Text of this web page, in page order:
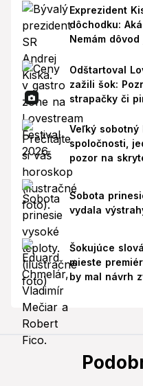
Exprezident
dôchodku:
Nemám
Odštartoval
zažili šok:
strapačky či
Veľký sobotný
spoločnosti,
pozor na
Sobota
vydala
Šokujúce
mieste
by mal návrh